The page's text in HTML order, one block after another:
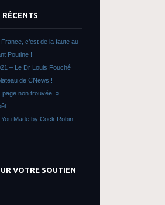
c’est de la faute au
Poutine !
– Le Dr Louis Fouché
de CNews !
page non trouvée. »
Made by Cock Robin
VOTRE SOUTIEN